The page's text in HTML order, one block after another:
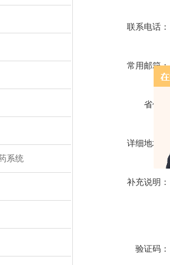
系统
联系电话：
常用邮箱：
省份：
详细地址：
补充说明：
验证码：